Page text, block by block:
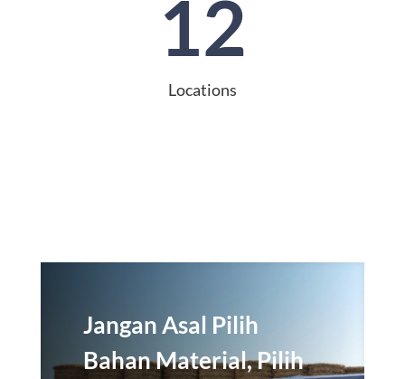
12
Locations
Jangan Asal Pilih
Bahan Material, Pilih